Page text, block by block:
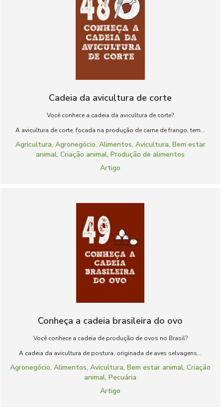
Cadeia da avicultura de corte
Você conhece a cadeia da avicultura de corte?
A avicultura de corte, focada na produção de carne de frango, tem...
Agricultura, Agronegócio, Alimentos, Avicultura, Bem estar
animal, Criação animal, Produção de alimentos
Artigo
Conheça a cadeia brasileira do ovo
Você conhece a cadeia de produção de ovos no Brasil?
A cadeia da avicultura de postura, originada de aves selvagens...
Agronegócio, Alimentos, Avicultura, Bem estar animal, Criação
animal, Pecuária
Artigo